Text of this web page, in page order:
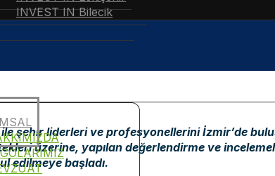
INVEST IN Bilecik
Türkiye
ile şehir liderleri ve profesyonellerini İzmir’de
üzerine, yapılan değerlendirme ve
edilmeye başladı.